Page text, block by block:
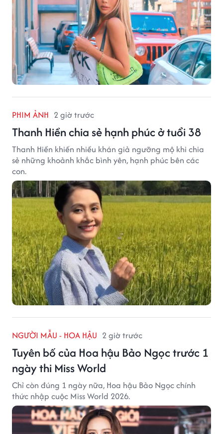
PHIM ẢNH 2 giờ trước
Thanh Hiền chia sẻ hạnh phúc ở tuổi 38
Thanh Hiền khiến nhiều khán giả ngưỡng mộ khi chia
sẻ những khoảnh khắc bình yên, hạnh phúc bên các
con.
NGƯỜI MẪU - HOA HẬU 2 giờ trước
Tuyên bố của Hoa hậu Bảo Ngọc trước 1
ngày thi Miss World
Chỉ còn đúng 1 ngày nữa, Hoa hậu Bảo Ngọc chính
thức nhập cuộc Miss World 2026.